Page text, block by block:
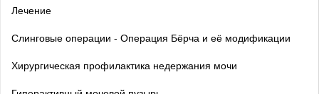
Лечение
Слинговые операции - Операция Бёрча и её модификации
Хирургическая профилактика недержания мочи